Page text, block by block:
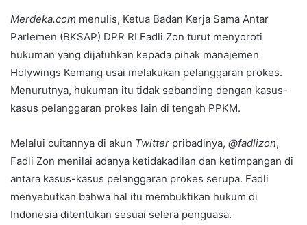
Merdeka.com menulis, Ketua Badan Kerja Sama Antar
Parlemen (BKSAP) DPR RI Fadli Zon turut menyoroti
hukuman yang dijatuhkan kepada pihak manajemen
Holywings Kemang usai melakukan pelanggaran prokes.
Menurutnya, hukuman itu tidak sebanding dengan kasus-
kasus pelanggaran prokes lain di tengah PPKM.
Melalui cuitannya di akun Twitter pribadinya, @fadlizon,
Fadli Zon menilai adanya ketidakadilan dan ketimpangan di
antara kasus-kasus pelanggaran prokes serupa. Fadli
menyebutkan bahwa hal itu membuktikan hukum di
Indonesia ditentukan sesuai selera penguasa.